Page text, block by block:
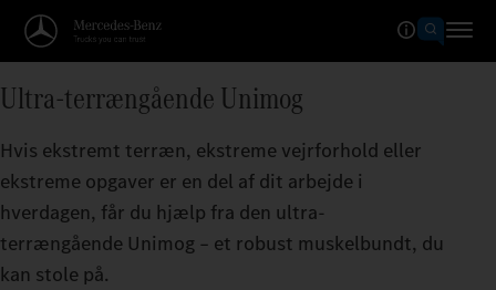
Ultra-terrængående Unimog
Hvis ekstremt terræn, ekstreme vejrforhold eller
ekstreme opgaver er en del af dit arbejde i
hverdagen, får du hjælp fra den ultra-
terrængående Unimog – et robust muskelbundt, du
kan stole på.